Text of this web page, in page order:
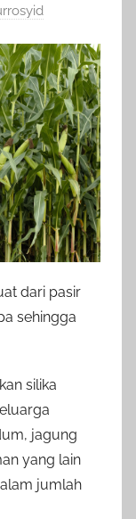
dari pasir
sehingga
silika
jagung
yang lain
jumlah